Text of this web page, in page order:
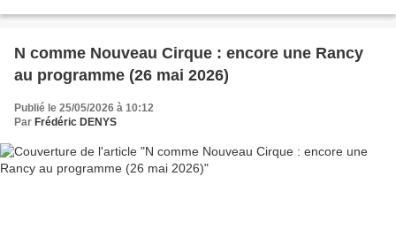
N comme Nouveau Cirque : encore une Rancy
au programme (26 mai 2026)
Publié le 25/05/2026 à 10:12
Par Frédéric DENYS